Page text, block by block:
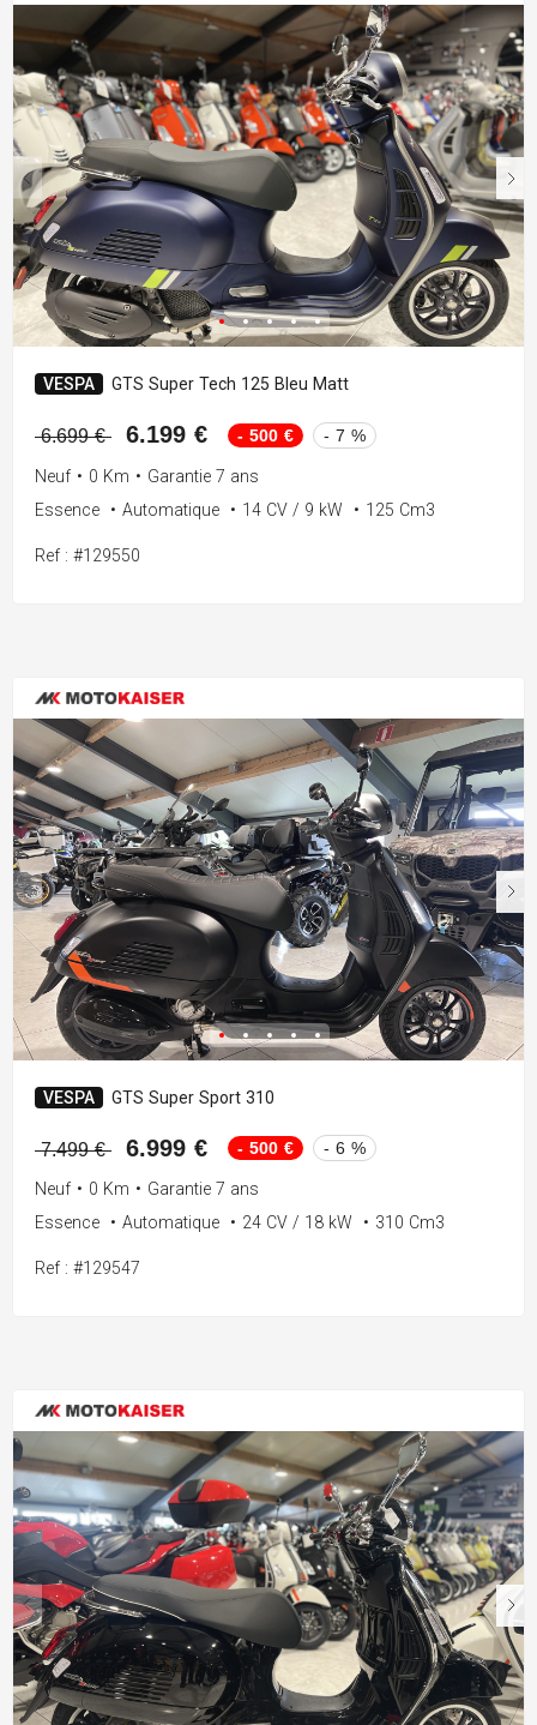
VESPA GTS Super Tech 125 Bleu Matt
6.699 € 6.199 € - 500 € - 7 %
Neuf • 0 Km • Garantie 7 ans
Essence
• Automatique • 14 CV / 9 kW • 125 Cm3
Ref : #129550
VESPA GTS Super Sport 310
7.499 € 6.999 € - 500 € - 6 %
Neuf • 0 Km • Garantie 7 ans
Essence
• Automatique • 24 CV / 18 kW • 310 Cm3
Ref : #129547